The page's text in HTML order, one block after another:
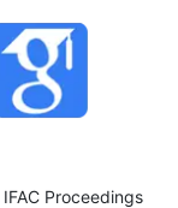
IFAC Proceedings